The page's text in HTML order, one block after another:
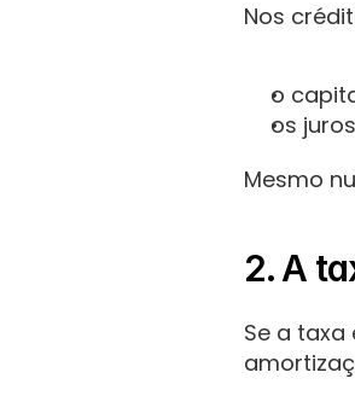
Nos
o
os
Mesmo
2. A
Se a